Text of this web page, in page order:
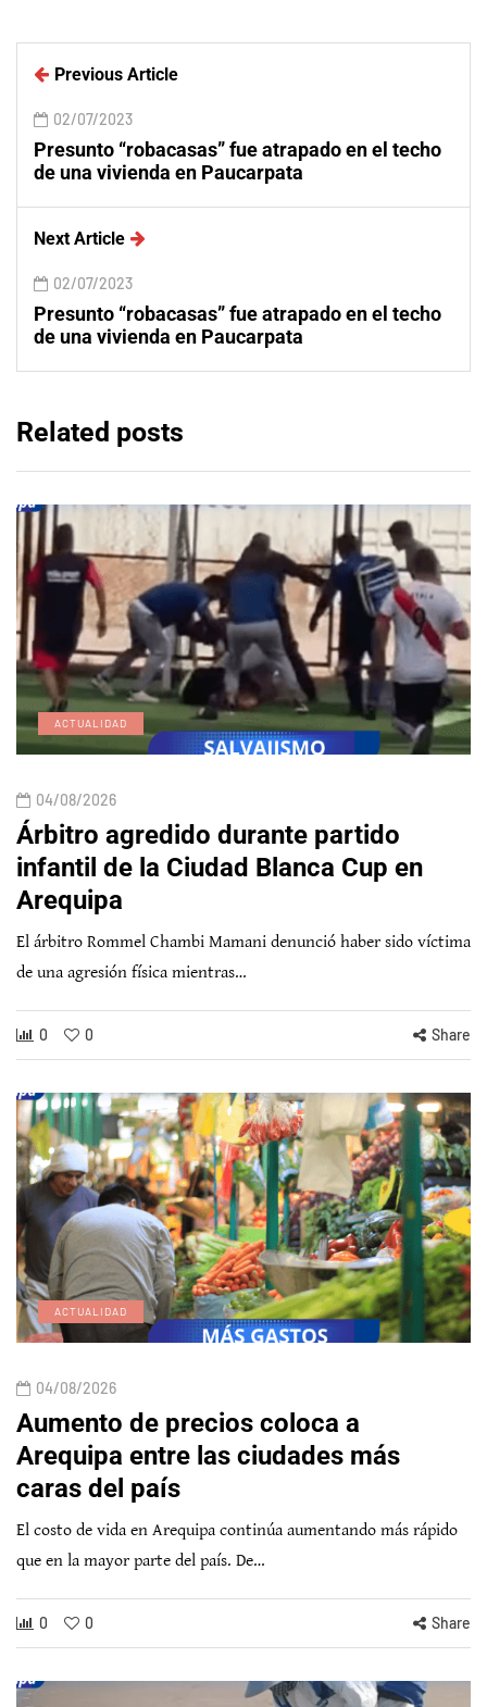
Previous Article
02/07/2023
Presunto “robacasas” fue atrapado en el techo
de una vivienda en Paucarpata
Next Article
02/07/2023
Presunto “robacasas” fue atrapado en el techo
de una vivienda en Paucarpata
Related posts
ACTUALIDAD
04/08/2026
Árbitro agredido durante partido
infantil de la Ciudad Blanca Cup en
Arequipa
El árbitro Rommel Chambi Mamani denunció haber sido víctima
de una agresión física mientras…
0 0 Share
ACTUALIDAD
04/08/2026
Aumento de precios coloca a
Arequipa entre las ciudades más
caras del país
El costo de vida en Arequipa continúa aumentando más rápido
que en la mayor parte del país. De…
0 0 Share